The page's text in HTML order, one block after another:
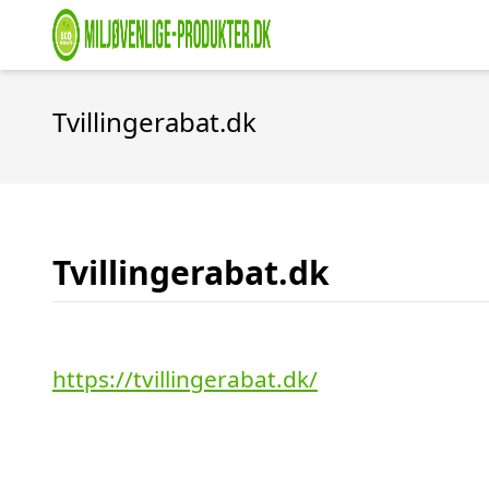
Tvillingerabat.dk
Tvillingerabat.dk
https://tvillingerabat.dk/